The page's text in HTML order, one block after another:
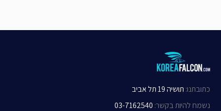
תושיה 19 תל אביב :כתובתנו
03-7162540 :נשמח להיות בקשר